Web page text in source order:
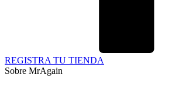
REGISTRA TU TIENDA
Sobre MrAgain